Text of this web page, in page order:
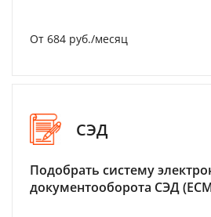
От 684 руб./месяц
СЭД
Подобрать систему
документооборота СЭД